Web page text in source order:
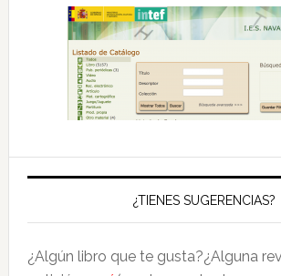
¿TIENES SUGERENCIAS?
¿Algún libro que te gusta?¿Alguna